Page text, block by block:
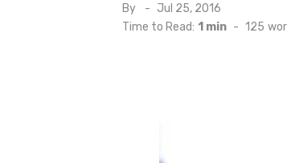
By
Posted
on
Jul 25, 2016
Time to Read: 1 min - 125